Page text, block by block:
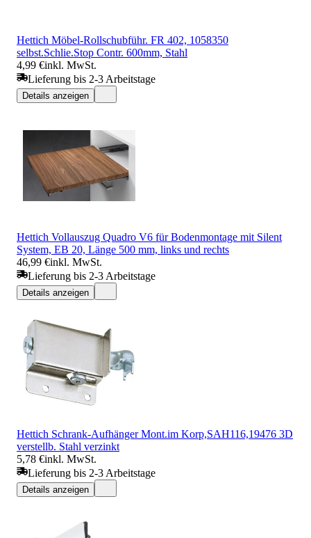
Hettich Möbel-Rollschubführ. FR 402, 1058350
selbst.Schlie.Stop Contr. 600mm, Stahl
4,99 €inkl. MwSt.
Lieferung bis 2-3 Arbeitstage
Details anzeigen
Hettich Vollauszug Quadro V6 für Bodenmontage mit Silent
System, EB 20, Länge 500 mm, links und rechts
46,99 €inkl. MwSt.
Lieferung bis 2-3 Arbeitstage
Details anzeigen
Hettich Schrank-Aufhänger Mont.im Korp,SAH116,19476 3D
verstellb. Stahl verzinkt
5,78 €inkl. MwSt.
Lieferung bis 2-3 Arbeitstage
Details anzeigen